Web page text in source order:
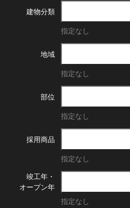
建物分類
指定なし
地域
指定なし
部位
指定なし
採用商品
指定なし
竣工年・
オープン年
指定なし